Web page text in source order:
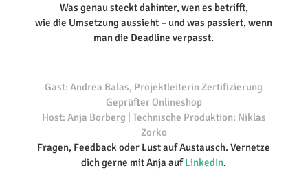
Was genau steckt dahinter, wen es betrifft,
wie die Umsetzung aussieht – und was passiert, wenn
man die Deadline verpasst.
Gast: Andrea Balas, Projektleiterin Zertifizierung
Geprüfter Onlineshop
Host: Anja Borberg | Technische Produktion: Niklas
Zorko
Fragen, Feedback oder Lust auf Austausch. Vernetze
dich gerne mit Anja aufLinkedIn.